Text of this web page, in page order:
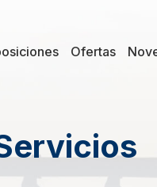
Ofertas